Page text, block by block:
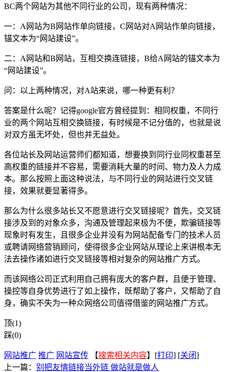
BC两个网站为其他不同行业的公司，现有两种情况：
一：A网站为B网站作单向链接，C网站对A网站作单向链接，
锚文本为“网站建设”。
二：A网站和B网站，互相交换连链接，B给A网站的锚文本为
“网站建设”。
问：以上两种情况，对A站来说，哪一种更有利？
答案是什么呢？记得google官方曾经提到：相同权重，不同行
业的两个网站互相交换链接，有时候是不记分值的，也就是说
对双方虽无坏处，但也并无益处。
各位站长及网站运营师们都知道，想要换到同行业同权重甚至
高权重的链接并不容易，需要消耗大量的时间、物力及人力成
本。那么按照上面这种说法，与不同行业的网站进行交叉链
接，效果就要显著得多。
那么为什么很多站长又不愿意进行交叉链接呢？首先，交叉链
接涉及到的对象众多，沟通及管理起来极为不便，欺骗链接等
现象时有发生，且很多企业并没有为网站配备专门的技术人员
或聘请网络营销顾问，使得很多企业网站从理论上来讲根本无
法去操作诸如进行交叉链接等相对复杂的网站推广方式。
而该网络公司正式利用自己拥有庞大的客户群，且便于管理、
操控等自身优势进行了如上操作，既帮助了客户，又帮助了自
身，确实不失为一种众网络公司值得借鉴的网站推广方式。
顶(1)
踩(0)
网站推广 推广 网站宣传 【搜索相关内容】[打印] [关闭]
上一篇： 别把友情链接当外链 做站就是做人